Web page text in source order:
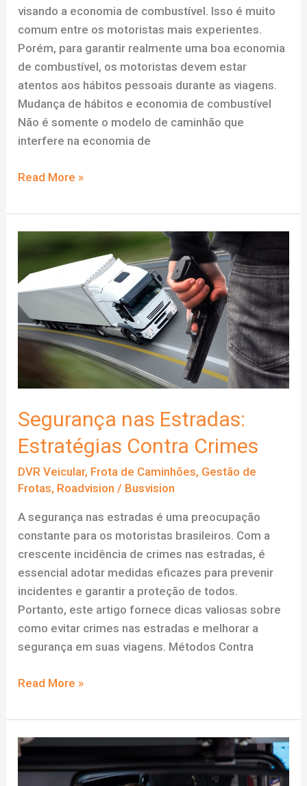
visando a economia de combustível. Isso é muito
comum entre os motoristas mais experientes.
Porém, para garantir realmente uma boa economia
de combustível, os motoristas devem estar
atentos aos hábitos pessoais durante as viagens.
Mudança de hábitos e economia de combustível
Não é somente o modelo de caminhão que
interfere na economia de
Como
hábitos
dos
motoristas
afetam
a
economia
de
combustível?
Read More »
Segurança nas Estradas:
Estratégias Contra Crimes
DVR Veicular, Frota de Caminhões, Gestão de
Frotas, Roadvision / Busvision
A segurança nas estradas é uma preocupação
constante para os motoristas brasileiros. Com a
crescente incidência de crimes nas estradas, é
essencial adotar medidas eficazes para prevenir
incidentes e garantir a proteção de todos.
Portanto, este artigo fornece dicas valiosas sobre
como evitar crimes nas estradas e melhorar a
segurança em suas viagens. Métodos Contra
Segurança
Estradas:
Estratégias
Contra
Crimes
Read More »